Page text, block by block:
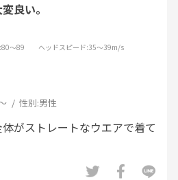
良い。
:80～89 ヘッドスピード:35～39m/s
性別:男性
がストレートなウエアで着て